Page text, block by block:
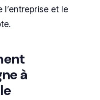
l’entreprise et le
à